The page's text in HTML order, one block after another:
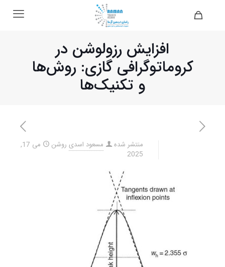
افزایش رزولوشن در
کروماتوگرافی گازی: روش‌ها
و تکنیک‌ها
منتشر شده مسعود اسدی روشن
می 17,
2025